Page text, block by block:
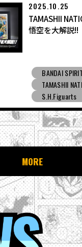
2025.10.25
TAMASHII
悟空を大解説!!
BANDAI
TAMASHII
S.H.Figuarts
MORE